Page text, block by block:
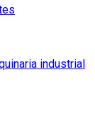
industrial